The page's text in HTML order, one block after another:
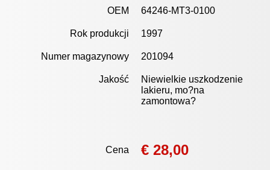
OEM 64246-MT3-0100
Rok produkcji 1997
Numer magazynowy 201094
Jakość
Niewielkie uszkodzenie
lakieru, mo?na
zamontowa?
Cena € 28,00